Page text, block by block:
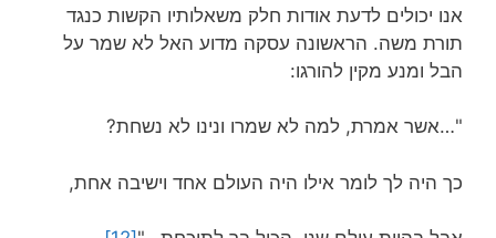
אנו יכולים לדעת אודות חלק משאלותיו הקשות כנגד
תורת משה. הראשונה עסקה מדוע האל לא שמר על
הבל ומנע מקין להורגו:
"…אשר אמרת, למה לא שמרו ונינו לא נשחת?
כך היה לך לומר אילו היה העולם אחד וישיבה אחת,